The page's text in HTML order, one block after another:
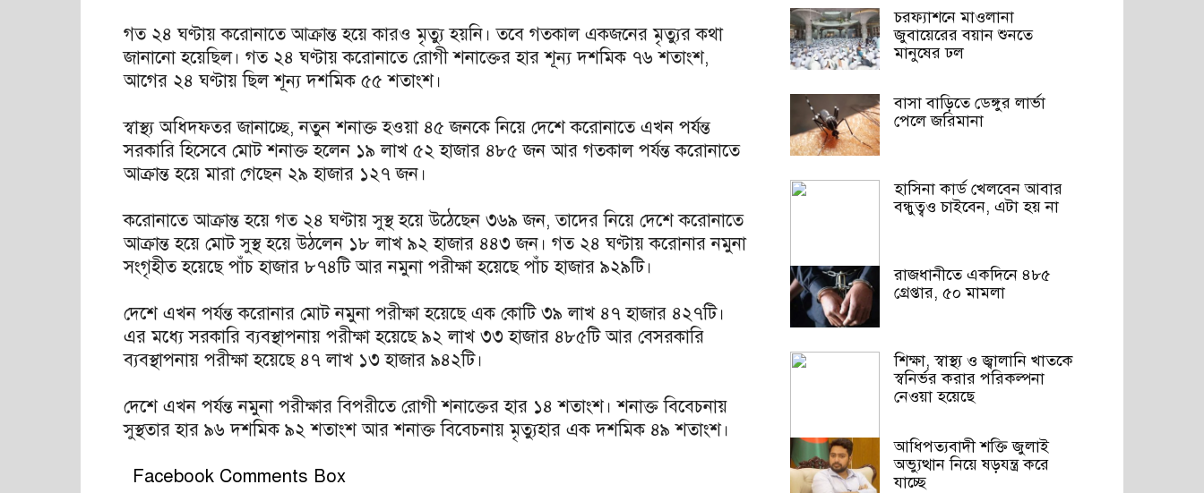
গত ২৪ ঘণ্টায় করোনাতে আক্রান্ত হয়ে কারও মৃত্যু হয়নি। তবে গতকাল একজনের মৃত্যুর কথা
জানানো হয়েছিল। গত ২৪ ঘণ্টায় করোনাতে রোগী শনাক্তের হার শূন্য দশমিক ৭৬ শতাংশ,
আগের ২৪ ঘণ্টায় ছিল শূন্য দশমিক ৫৫ শতাংশ।
স্বাস্থ্য অধিদফতর জানাচ্ছে, নতুন শনাক্ত হওয়া ৪৫ জনকে নিয়ে দেশে করোনাতে এখন পর্যন্ত
সরকারি হিসেবে মোট শনাক্ত হলেন ১৯ লাখ ৫২ হাজার ৪৮৫ জন আর গতকাল পর্যন্ত করোনাতে
আক্রান্ত হয়ে মারা গেছেন ২৯ হাজার ১২৭ জন।
করোনাতে আক্রান্ত হয়ে গত ২৪ ঘণ্টায় সুস্থ হয়ে উঠেছেন ৩৬৯ জন, তাদের নিয়ে দেশে করোনাতে
আক্রান্ত হয়ে মোট সুস্থ হয়ে উঠলেন ১৮ লাখ ৯২ হাজার ৪৪৩ জন। গত ২৪ ঘণ্টায় করোনার নমুনা
সংগৃহীত হয়েছে পাঁচ হাজার ৮৭৪টি আর নমুনা পরীক্ষা হয়েছে পাঁচ হাজার ৯২৯টি।
দেশে এখন পর্যন্ত করোনার মোট নমুনা পরীক্ষা হয়েছে এক কোটি ৩৯ লাখ ৪৭ হাজার ৪২৭টি।
এর মধ্যে সরকারি ব্যবস্থাপনায় পরীক্ষা হয়েছে ৯২ লাখ ৩৩ হাজার ৪৮৫টি আর বেসরকারি
ব্যবস্থাপনায় পরীক্ষা হয়েছে ৪৭ লাখ ১৩ হাজার ৯৪২টি।
দেশে এখন পর্যন্ত নমুনা পরীক্ষার বিপরীতে রোগী শনাক্তের হার ১৪ শতাংশ। শনাক্ত বিবেচনায়
সুস্থতার হার ৯৬ দশমিক ৯২ শতাংশ আর শনাক্ত বিবেচনায় মৃত্যুহার এক দশমিক ৪৯ শতাংশ।
Facebook Comments Box
চরফ্যাশনে মাওলানা
জুবায়েরের বয়ান শুনতে
মানুষের ঢল
বাসা বাড়িতে ডেঙ্গুর লার্ভা
পেলে জরিমানা
হাসিনা কার্ড খেলবেন আবার
বন্ধুত্বও চাইবেন, এটা হয় না
রাজধানীতে একদিনে ৪৮৫
গ্রেপ্তার, ৫০ মামলা
শিক্ষা, স্বাস্থ্য ও জ্বালানি খাতকে
স্বনির্ভর করার পরিকল্পনা
নেওয়া হয়েছে
আধিপত্যবাদী শক্তি জুলাই
অভ্যুত্থান নিয়ে ষড়যন্ত্র করে
যাচ্ছে